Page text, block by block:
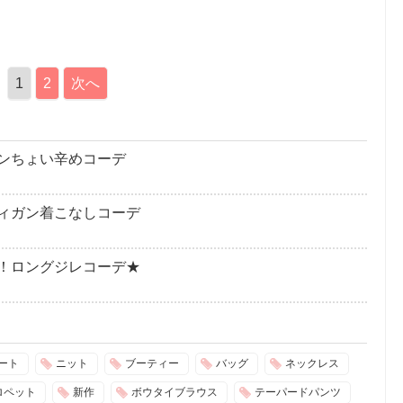
1 2 次へ
ちょい辛めコーデ
ガン着こなしコーデ
ロングジレコーデ★
ト ニット ブーティー バッグ ネックレス
ット 新作 ボウタイブラウス テーパードパンツ